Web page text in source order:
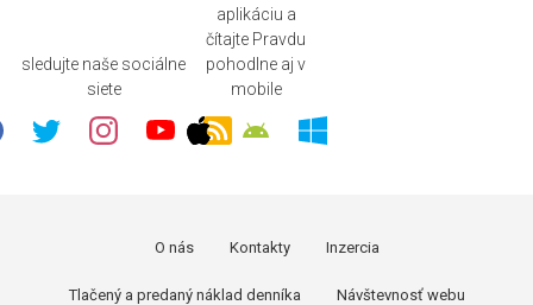
sledujte naše sociálne
siete
aplikáciu a
čítajte Pravdu
pohodlne aj v
mobile
O nás Kontakty Inzercia
Tlačený a predaný náklad denníka Návštevnosť webu